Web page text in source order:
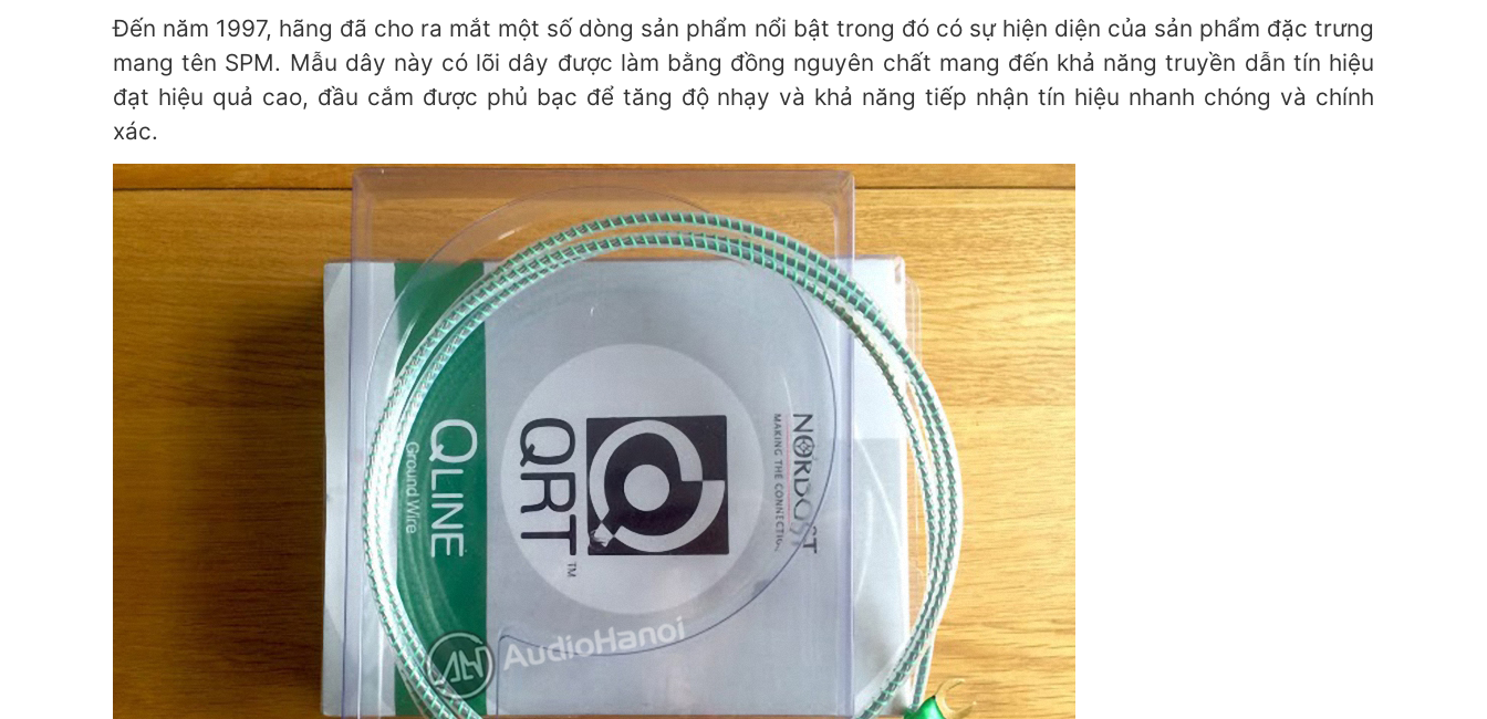
Đến năm 1997, hãng đã cho ra mắt một số dòng sản phẩm nổi bật trong đó có sự hiện diện của sản phẩm đặc trưng
mang tên SPM. Mẫu dây này có lõi dây được làm bằng đồng nguyên chất mang đến khả năng truyền dẫn tín hiệu
đạt hiệu quả cao, đầu cắm được phủ bạc để tăng độ nhạy và khả năng tiếp nhận tín hiệu nhanh chóng và chính
xác.